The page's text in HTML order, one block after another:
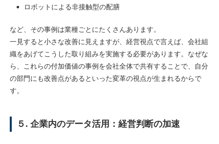
ロボットによる非接触型の配膳
など、その事例は業種ごとにたくさんあります。
一見すると小さな改善に見えますが、経営視点で言えば、会社組
織をあげてこうした取り組みを実施する必要があります。なぜな
ら、これらの付加価値の事例を会社全体で共有することで、自分
の部門にも改善点があるといった変革の視点が生まれるからで
す。
５. 企業内のデータ活用：経営判断の加速